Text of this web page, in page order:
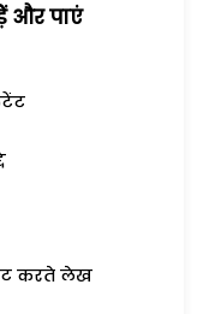
और पाएं
करते लेख